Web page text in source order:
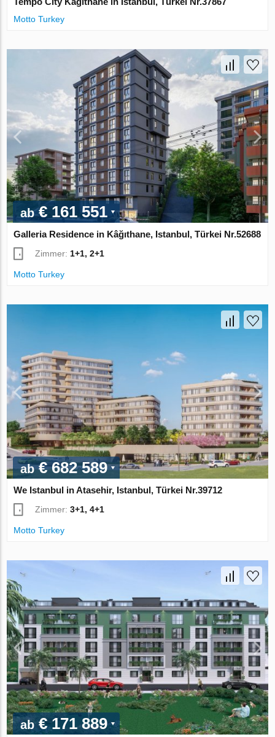
Motto Turkey
ab€ 161 551
Galleria Residence in Kâğıthane, Istanbul, Türkei Nr.52688
Zimmer:1+1, 2+1
Motto Turkey
ab€ 682 589
We Istanbul in Atasehir, Istanbul, Türkei Nr.39712
Zimmer:3+1, 4+1
Motto Turkey
ab€ 171 889